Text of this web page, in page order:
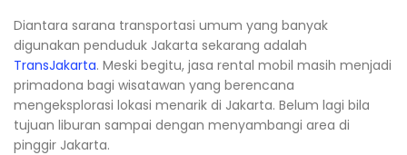
Diantara sarana transportasi umum yang banyak
digunakan penduduk Jakarta sekarang adalah
TransJakarta. Meski begitu, jasa rental mobil masih menjadi
primadona bagi wisatawan yang berencana
mengeksplorasi lokasi menarik di Jakarta. Belum lagi bila
tujuan liburan sampai dengan menyambangi area di
pinggir Jakarta.